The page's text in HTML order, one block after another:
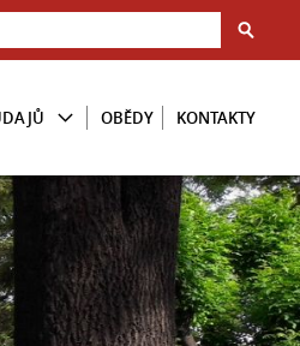
OBĚDY KONTAKTY